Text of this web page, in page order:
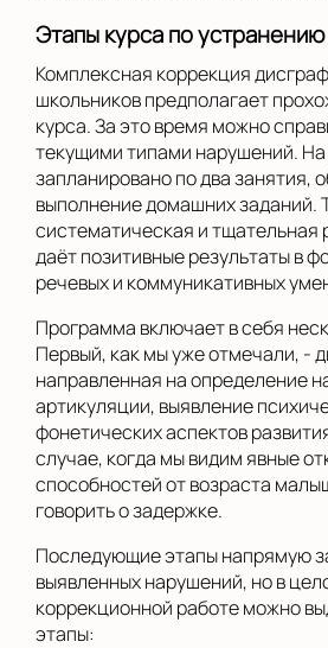
Этапы курса по
Комплексная коррекция
школьников предполагает
курса. За это время можно
текущими типами нарушений.
запланировано по два занятия,
выполнение домашних заданий.
систематическая и тщательная
даёт позитивные результаты в
речевых и коммуникативных
Программа включает в себя
Первый, как мы уже отмечали, -
направленная на определение
артикуляции, выявление
фонетических аспектов
случае, когда мы видим явные
способностей от возраста
говорить о задержке.
Последующие этапы напрямую
выявленных нарушений, но в
коррекционной работе можно
этапы: